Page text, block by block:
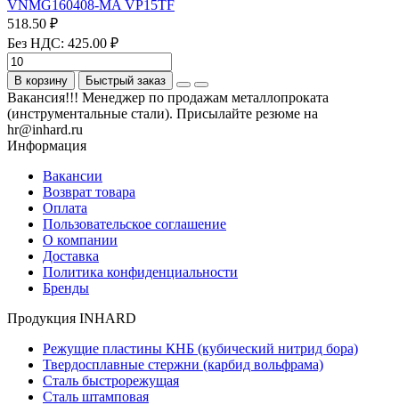
VNMG160408-MA VP15TF
518.50 ₽
Без НДС: 425.00 ₽
В корзину Быстрый заказ
Вакансия!!! Менеджер по продажам металлопроката
(инструментальные стали). Присылайте резюме на
hr@inhard.ru
Информация
Вакансии
Возврат товара
Оплата
Пользовательское соглашение
О компании
Доставка
Политика конфиденциальности
Бренды
Продукция INHARD
Режущие пластины КНБ (кубический нитрид бора)
Твердосплавные стержни (карбид вольфрама)
Сталь быстрорежущая
Сталь штамповая